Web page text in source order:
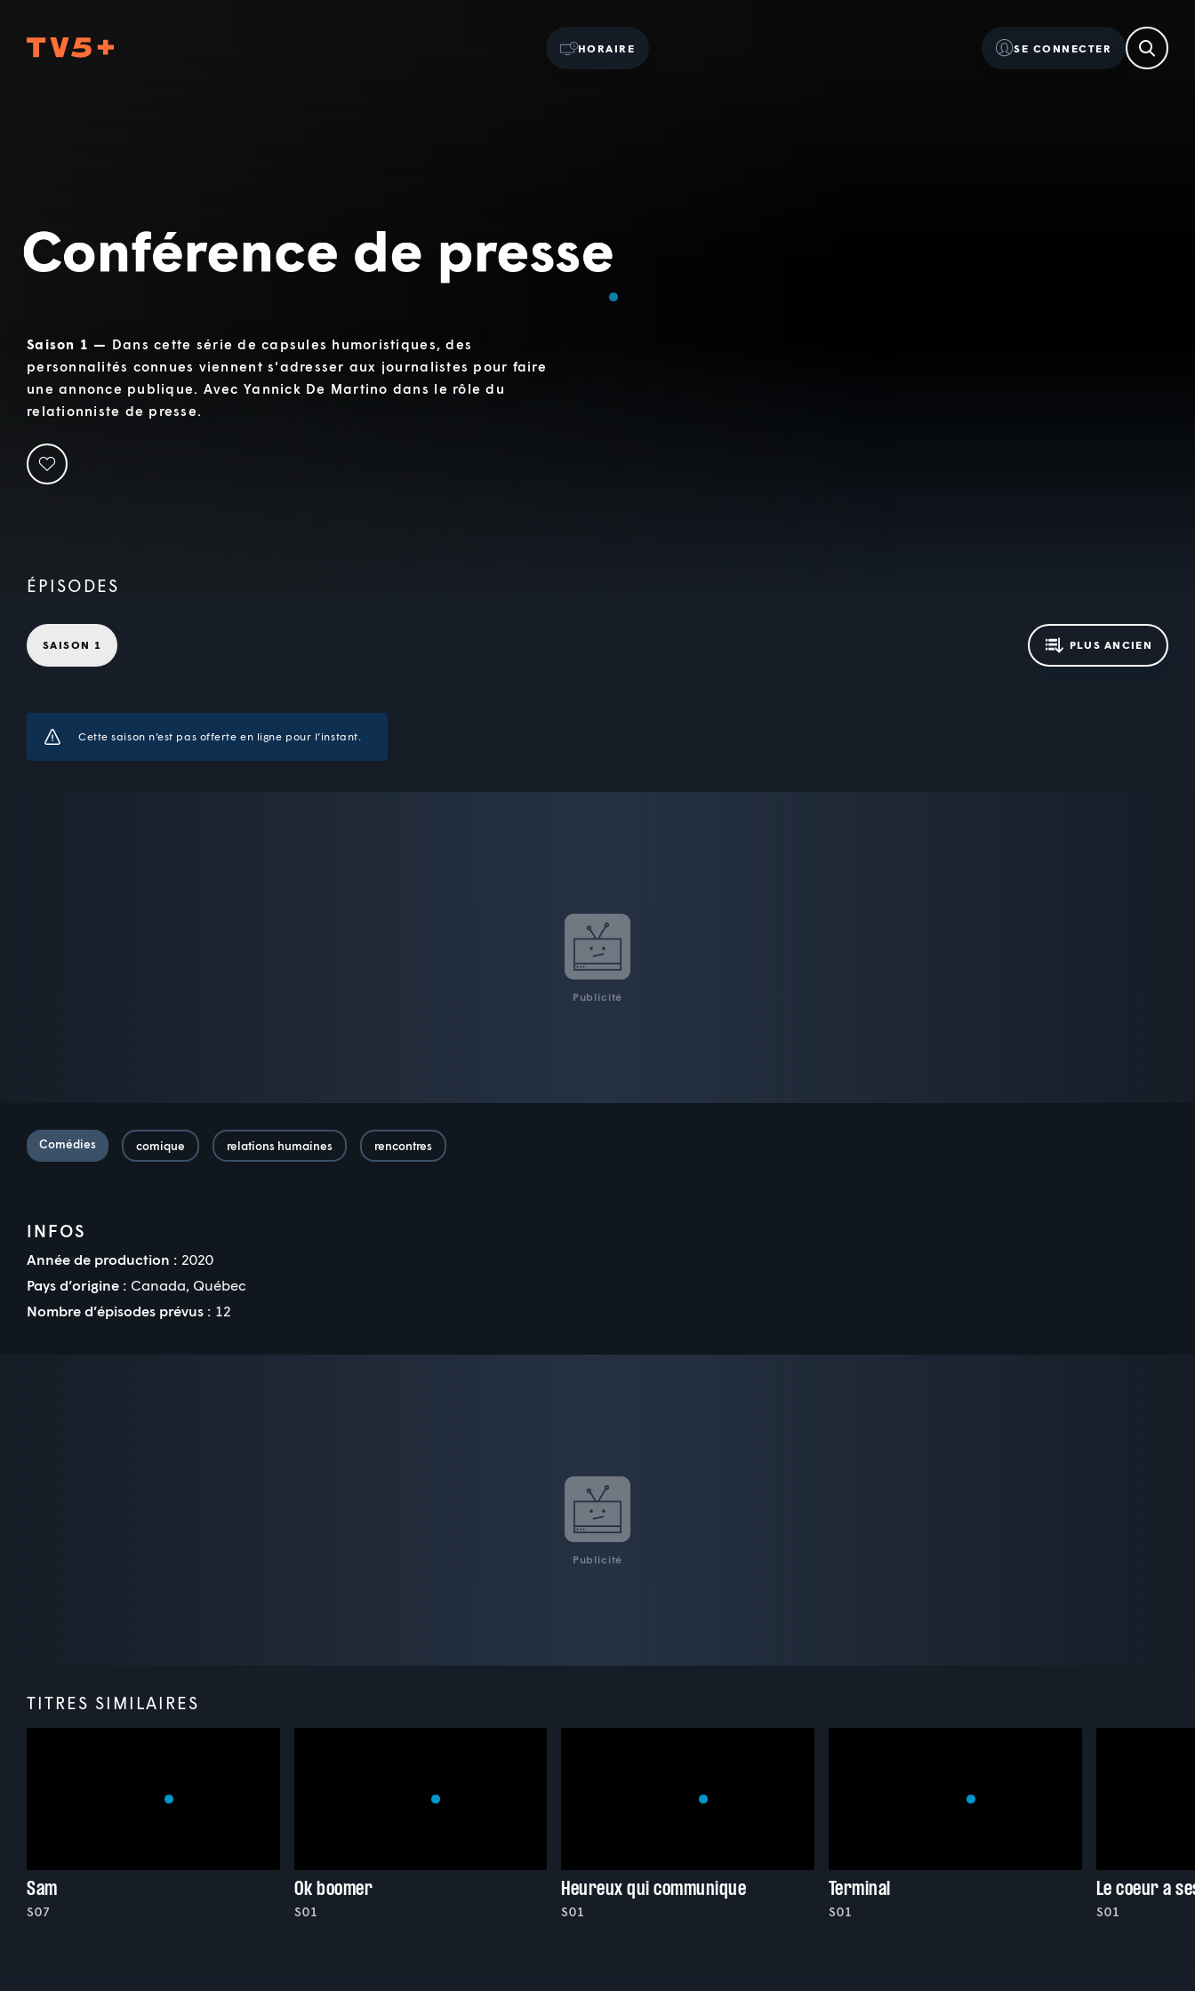
HORAIRE SE CONNECTER
Saison 1 — Dans cette série de capsules humoristiques, des
personnalités connues viennent s'adresser aux journalistes pour faire
une annonce publique. Avec Yannick De Martino dans le rôle du
relationniste de presse.
ÉPISODES
SAISON 1 PLUS ANCIEN
Cette saison n’est pas offerte en ligne pour l’instant.
Publicité
Comédies comique relations humaines rencontres
INFOS
Année de production : 2020
Pays d’origine : Canada, Québec
Nombre d’épisodes prévus : 12
Publicité
TITRES SIMILAIRES
Sam
S07
Ok boomer
S01
Heureux qui communique
S01
Terminal
S01
Le coeur a
S01